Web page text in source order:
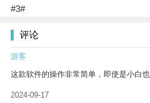
#3#
评论
游客
这款软件的操作非常简单，即使是小白也
2024-09-17